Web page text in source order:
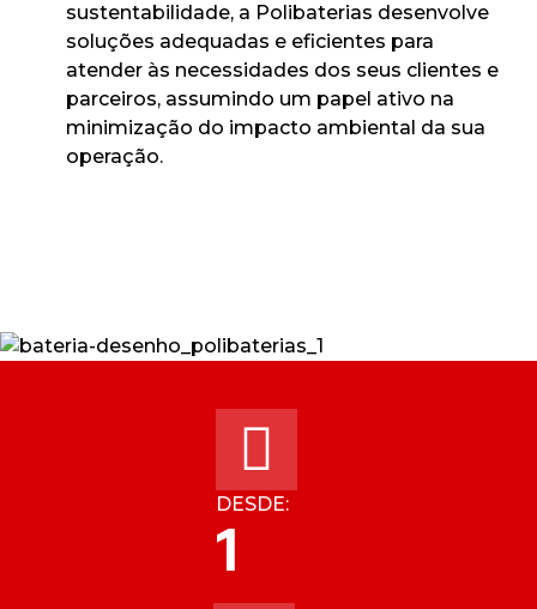
sustentabilidade, a Polibaterias desenvolve
soluções adequadas e eficientes para
atender às necessidades dos seus clientes e
parceiros, assumindo um papel ativo na
minimização do impacto ambiental da sua
operação.
DESDE:
1